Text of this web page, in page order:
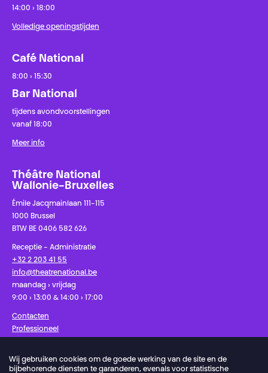
14:00 › 18:00
Volledige openingstijden
Café National
8:00 › 15:30
Bar National
tijdens avondvoorstellingen
vanaf 18:00
Meer info
Théâtre National
Wallonie-Bruxelles
Émile Jacqmainlaan 111-115
1000 Brussel
BTW BE 0406 582 626
Receptie - Administratie
+32 2 203 41 55
info@theatrenational.be
maandag › vrijdag
9:00 › 13:00 & 14:00 › 17:00
Contacten
Professioneel
FacebookInstagramSchrijf u in op onze nieuwsbrief!
Wij gebruiken cookies om de goede werking van de site en de
bijbehorende diensten te garanderen, evenals voor statistische